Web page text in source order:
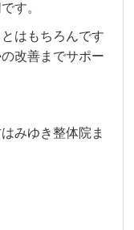
す。
はもちろんです
改善までサポー
みゆき整体院ま